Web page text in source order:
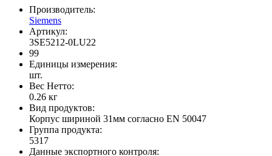
Производитель:
Siemens
Артикул:
3SE5212-0LU22
99
Единицы измерения:
шт.
Вес Нетто:
0.26 кг
Вид продуктов:
Корпус шириной 31мм согласно EN 50047
Группа продукта:
5317
Данные экспортного контроля: